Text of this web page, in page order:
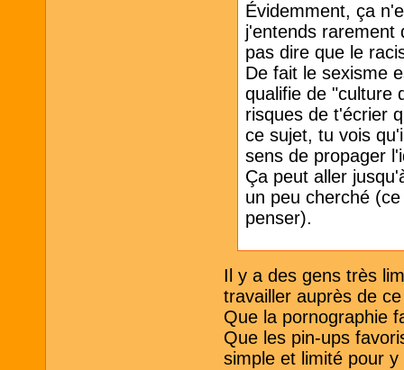
Évidemment, ça
j'entends rarement
pas dire que le
De fait le sexisme
qualifie de "culture
risques de t'écrier
ce sujet, tu vois
sens de propager
Ça peut aller
un peu cherché
penser).
Il y a des gens très
travailler auprès de
Que la pornographie
Que les pin-ups
simple et limité pour y